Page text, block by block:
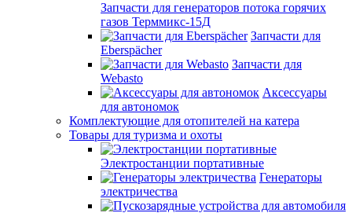
Запчасти для генераторов потока горячих
газов Терммикс-15Д
Запчасти для
Eberspächer
Запчасти для
Webasto
Аксессуары
для автономок
Комплектующие для отопителей на катера
Товары для туризма и охоты
Электростанции портативные
Генераторы
электричества